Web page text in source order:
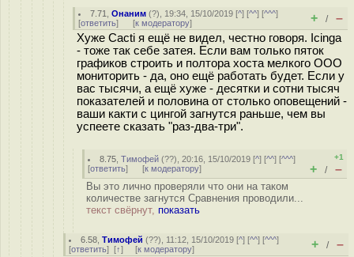
7.71 ,Онаним (?), 19:34, 15/10/2019 [^] [^^] [^^^]
[ответить] [к модератору] + / –
Хуже Cacti я ещё не видел, честно говоря. Icinga
- тоже так себе затея. Если вам только пяток
графиков строить и полтора хоста мелкого ООО
мониторить - да, оно ещё работать будет. Если у
вас тысячи, а ещё хуже - десятки и сотни тысяч
показателей и половина от столько оповещений -
ваши какти с цингой загнутся раньше, чем вы
успеете сказать "раз-два-три".
8.75 ,Тимофей (??), 20:16, 15/10/2019 [^] [^^] [^^^]
[ответить] [к модератору]
+1
+ / –
Вы это лично проверяли что они на таком
количестве загнутся Сравнения проводили...
текст свёрнут, показать
6.58 ,Тимофей (??), 11:12, 15/10/2019 [^] [^^] [^^^]
[ответить] [↑] [к модератору] + / –